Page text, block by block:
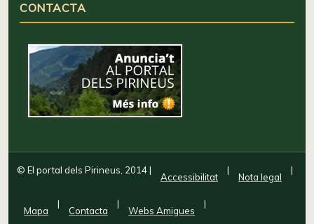
CONTACTA
© El portal dels Pirineus, 2014|
Accessibilitat
|
Nota legal
|
Mapa
|
Contacta
|
Webs Amigues
|